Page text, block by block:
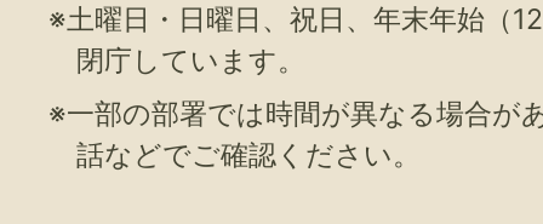
※土曜日・日曜日、祝日、年末年始（
閉庁しています。
※一部の部署では時間が異なる場合が
話などでご確認ください。